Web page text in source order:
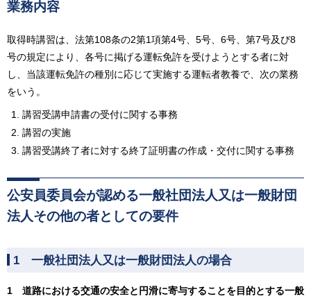
業務内容
取得時講習は、法第108条の2第1項第4号、5号、6号、第7号及び8
号の規定により、各号に掲げる運転免許を受けようとする者に対
し、当該運転免許の種別に応じて実施する運転者教養で、次の業務
をいう。
講習受講申請書の受付に関する事務
講習の実施
講習受講終了者に対する終了証明書の作成・交付に関する事務
公安員委員会が認める一般社団法人又は一般財団
法人その他の者としての要件
1 一般社団法人又は一般財団法人の場合
1 道路における交通の安全と円滑に寄与することを目的とする一般